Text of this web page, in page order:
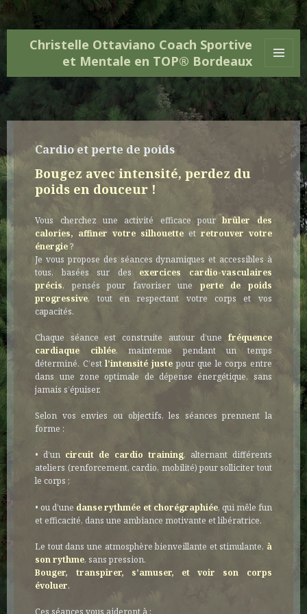
Christelle Ottaviano Coach Sportive
et Mentale en TOP® Bordeaux
ET
WIDGETS
Cardio et perte de poids
Bougez avec intensité, perdez du
poids en douceur !
Vous cherchez une activité efficace pourbrûler des
calories, affiner votre silhouette et retrouver votre
énergie?
Je vous propose des séances dynamiques et accessibles à
tous, basées sur des exercices cardio-vasculaires
précis, pensés pour favoriser une perte de poids
progressive, tout en respectant votre corps et vos
capacités.
Chaque séance est construite autour d’une fréquence
cardiaque ciblée, maintenue pendant un temps
déterminé. C’estl’intensité justepour que le corps entre
dans une zone optimale de dépense énergétique, sans
jamais s’épuiser.
Selon vos envies ou objectifs, les séances prennent la
forme :
• d’un circuit de cardio training, alternant différents
ateliers (renforcement, cardio, mobilité) pour solliciter tout
le corps ;
• ou d’une danse rythmée et chorégraphiée, qui mêle fun
et efficacité, dans une ambiance motivante et libératrice.
Le tout dans une atmosphère bienveillante et stimulante, à
son rythme, sans pression.
Bouger, transpirer, s’amuser, et voir son corps
évoluer.
Ces séances vous aideront à :